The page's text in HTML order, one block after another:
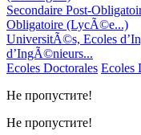
Secondaire Post-
Obligatoire (LycÃ©e...)
UniversitÃ©s, Ecoles
d’IngÃ©nieurs...
Ecoles Doctorales Ecoles
Не пропустите!
Не пропустите!